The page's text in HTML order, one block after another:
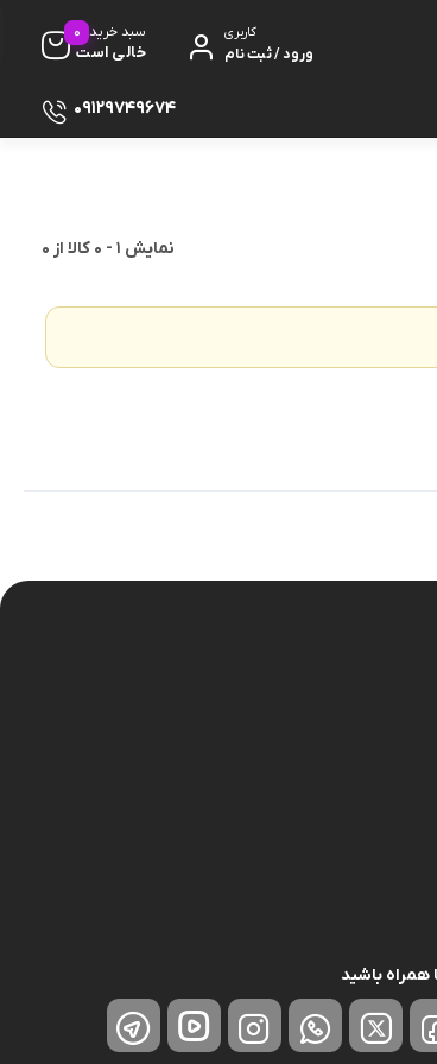
کاربری
ورود / ثبت نام
سبد خرید
خالی است
0
09129749674
نمایش 1
-
0 کالا از 0
همراه باشید